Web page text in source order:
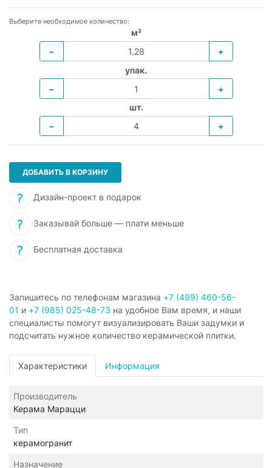
Выберите необходимое количество:
м²
−
+
упак.
−
+
шт.
−
+
ДОБАВИТЬ В КОРЗИНУ
Дизайн-проект в подарок
Заказывай больше — плати меньше
Бесплатная доставка
Запишитесь по телефонам магазина +7 (499) 460-56-
01 и +7 (985) 025-48-73 на удобное Вам время, и наши
специалисты помогут визуализировать Ваши задумки и
подсчитать нужное количество керамической плитки.
Характеристики Информация
Производитель
Керама Марацци
Тип
керамогранит
Назначение